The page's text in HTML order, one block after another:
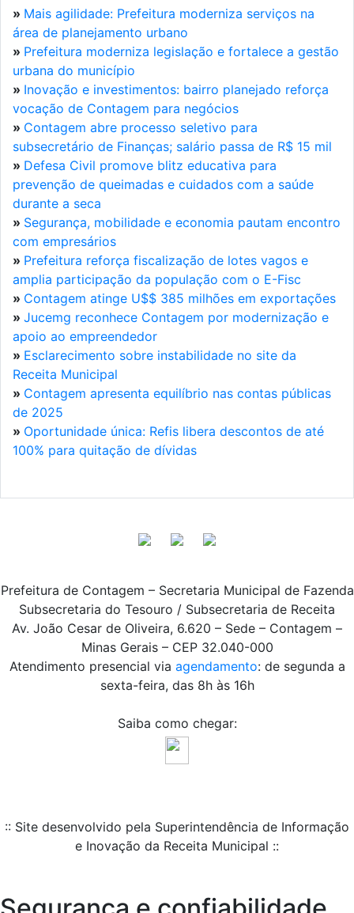
» Mais agilidade: Prefeitura moderniza serviços na
área de planejamento urbano
» Prefeitura moderniza legislação e fortalece a gestão
urbana do município
» Inovação e investimentos: bairro planejado reforça
vocação de Contagem para negócios
» Contagem abre processo seletivo para
subsecretário de Finanças; salário passa de R$ 15 mil
» Defesa Civil promove blitz educativa para
prevenção de queimadas e cuidados com a saúde
durante a seca
» Segurança, mobilidade e economia pautam encontro
com empresários
» Prefeitura reforça fiscalização de lotes vagos e
amplia participação da população com o E-Fisc
» Contagem atinge U$$ 385 milhões em exportações
» Jucemg reconhece Contagem por modernização e
apoio ao empreendedor
» Esclarecimento sobre instabilidade no site da
Receita Municipal
» Contagem apresenta equilíbrio nas contas públicas
de 2025
» Oportunidade única: Refis libera descontos de até
100% para quitação de dívidas
Prefeitura de Contagem – Secretaria Municipal de Fazenda
Subsecretaria do Tesouro / Subsecretaria de Receita
Av. João Cesar de Oliveira, 6.620 – Sede – Contagem –
Minas Gerais – CEP 32.040-000
Atendimento presencial via agendamento: de segunda a
sexta-feira, das 8h às 16h
Saiba como chegar:
:: Site desenvolvido pela Superintendência de Informação
e Inovação da Receita Municipal ::